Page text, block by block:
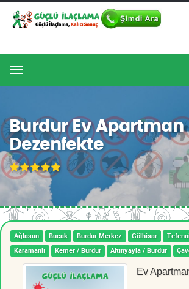
Menu
Burdur Ev Apartman
Dezenfekte
Ağlasun Bucak Burdur Merkez Gölhisar
Karamanlı
Kemer / Burdur Altınyayla / Burdur
Ev